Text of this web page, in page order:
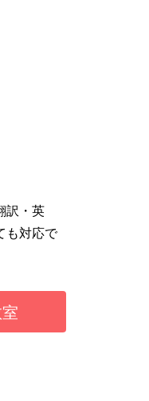
訳・英
も対応で